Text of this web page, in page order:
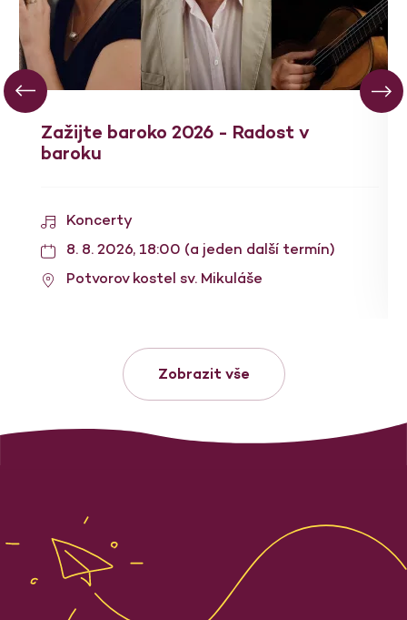
Zažijte baroko 2026 - Radost v
baroku
Koncerty
8. 8. 2026, 18:00 (a jeden další termín)
Potvorov kostel sv. Mikuláše
Zobrazit vše